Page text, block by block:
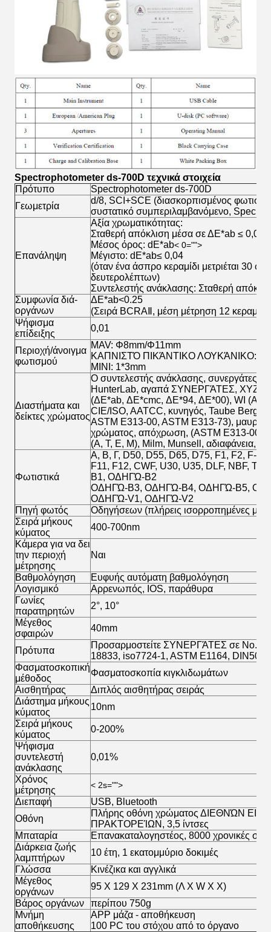
Spectrophotometer ds-700D τεχνικά στοιχεία
Πρότυπο
Spectrophotometer ds-700D
Γεωμετρία
d/8, SCI+SCE (διασκορπισμένος
συστατικό συμπεριλαμβανόμενο,
Επανάληψη
Αξία χρωματικότητας:
Σταθερή απόκλιση μέσα σε ΔE*ab ≤ 0,025
Μέσος όρος: dE*ab< 0="">
Μέγιστο: dE*ab≤ 0,04
(όταν ένα άσπρο κεραμίδι μετριέται 30
δευτερολέπτων)
Συντελεστής ανάκλασης: Σταθερή
Συμφωνία διά-
οργάνων
ΔE*ab<0.25
(Σειρά BCRAⅡ, μέση μέτρηση 12
Ψήφισμα
επίδειξης
0,01
Περιοχή/άνοιγμα
φωτισμού
MAV: Φ8mm/Φ11mm
ΚΑΠΝΙΣΤΌ ΠΙΚΆΝΤΙΚΟ ΛΟΥΚΆΝΙΚΟ:
ΜΙΝΙ: 1*3mm
Διαστήματα και
δείκτες χρώματος
Ο συντελεστής ανάκλασης, συνεργάτες-
HunterLab, αγαπά ΣΥΝΕΡΓΆΤΕΣ, XYZ,
(ΔE*ab, ΔE*cmc, ΔE*94, ΔE*00), WI
CIE/ISO, AATCC, κυνηγός, Taube
ASTM E313-00, ASTM E313-73),
χρώματος, απόχρωση, (ASTM E313-00),
(Α, Τ, Ε, Μ), Milm, Munsell, αδιαφάνεια,
Φωτιστικά
Α, Β, Γ, D50, D55, D65, D75, F1, F2, F-3,
F11, F12, CWF, U30, U35, DLF, NBF,
B1, ΟΔΗΓΏ-B2
ΟΔΗΓΏ-B3, ΟΔΗΓΏ-B4, ΟΔΗΓΏ-B5,
ΟΔΗΓΏ-V1, ΟΔΗΓΏ-V2
Πηγή φωτός
Οδηγήσεων (πλήρεις ισορροπημένες
Σειρά μήκους
κύματος
400-700nm
Κάμερα για να δει
την περιοχή
μέτρησης
Ναι
Βαθμολόγηση
Ευφυής αυτόματη βαθμολόγηση
Λογισμικό
Αρρενωπός, IOS, παράθυρα
Γωνίες
παρατηρητών
2°, 10°
Μέγεθος
σφαιρών
40mm
Πρότυπα
Προσαρμοστείτε ΣΥΝΕΡΓΆΤΕΣ σε
18833, iso7724-1, ASTM E1164,
Φασματοσκοπική
μέθοδος
Φασματοσκοπία κιγκλιδωμάτων
Αισθητήρας
Διπλός αισθητήρας σειράς
Διάστημα μήκους
κύματος
10nm
Σειρά μήκους
κύματος
0-200%
Ψήφισμα
συντελεστή
ανάκλασης
0,01%
Χρόνος
μέτρησης
< 2s="">
Διεπαφή
USB, Bluetooth
Οθόνη
Πλήρης οθόνη χρώματος ΔΙΕΘΝΏΝ
ΠΡΑΚΤΟΡΕΊΩΝ, 3,5 ίντσες
Μπαταρία
Επανακαταλογηστέος, 8000 χρονικές
Διάρκεια ζωής
λαμπτήρων
10 έτη, 1 εκατομμύριο δοκιμές
Γλώσσα
Κινέζικα και αγγλικά
Μέγεθος
οργάνων
95 X 129 X 231mm (Λ Χ W Χ Χ)
Βάρος οργάνων
περίπου 750g
Μνήμη
αποθήκευσης
APP μάζα - αποθήκευση
100 PC του στόχου από το όργανο